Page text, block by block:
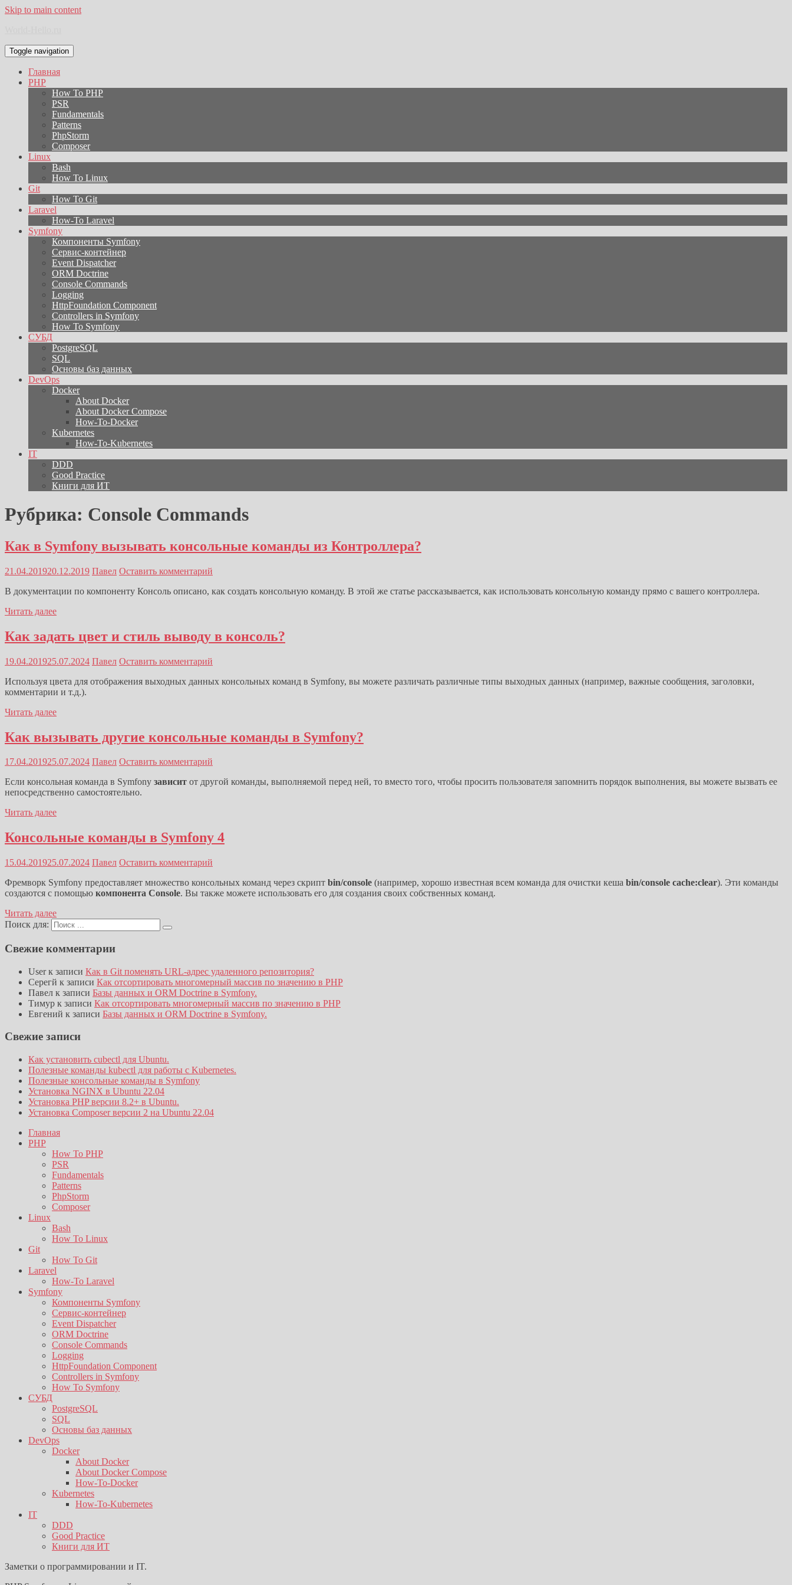
Skip to main content
Toggle navigation
Главная
PHP
How To PHP
PSR
Fundamentals
Patterns
PhpStorm
Composer
Linux
Bash
How To Linux
Git
How To Git
Laravel
How-To Laravel
Symfony
Компоненты Symfony
Сервис-контейнер
Event Dispatcher
ORM Doctrine
Console Commands
Logging
HttpFoundation Component
Controllers in Symfony
How To Symfony
СУБД
PostgreSQL
SQL
Основы баз данных
DevOps
Docker
About Docker
About Docker Compose
How-To-Docker
Kubernetes
How-To-Kubernetes
IT
DDD
Good Practice
Книги для ИТ
Рубрика: Console Commands
Как в Symfony вызывать консольные команды из Контроллера?
21.04.201920.12.2019 Павел Оставить комментарий
В документации по компоненту Консоль описано, как создать консольную команду. В этой же статье рассказывается, как использовать консольную команду прямо с вашего контроллера.
Читать далее
Как задать цвет и стиль выводу в консоль?
19.04.201925.07.2024 Павел Оставить комментарий
Используя цвета для отображения выходных данных консольных команд в Symfony, вы можете различать различные типы выходных данных (например, важные сообщения, заголовки,
комментарии и т.д.).
Читать далее
Как вызывать другие консольные команды в Symfony?
17.04.201925.07.2024 Павел Оставить комментарий
Если консольная команда в Symfony зависит от другой команды, выполняемой перед ней, то вместо того, чтобы просить пользователя запомнить порядок выполнения, вы можете вызвать ее
непосредственно самостоятельно.
Читать далее
Консольные команды в Symfony 4
15.04.201925.07.2024 Павел Оставить комментарий
Фремворк Symfony предоставляет множество консольных команд через скрипт bin/console (например, хорошо известная всем команда для очистки кеша bin/console cache:clear). Эти команды
создаются с помощью компонента Console. Вы также можете использовать его для создания своих собственных команд.
Читать далее
Поиск для:
Свежие комментарии
Userк записи Как в Git поменять URL-адрес удаленного репозитория?
Серегй к записи Как отсортировать многомерный массив по значению в PHP
Павел к записи Базы данных и ORM Doctrine в Symfony.
Тимур к записи Как отсортировать многомерный массив по значению в PHP
Евгений к записи Базы данных и ORM Doctrine в Symfony.
Свежие записи
Как установить cubectl для Ubuntu.
Полезные команды kubectl для работы с Kubernetes.
Полезные консольные команды в Symfony
Установка NGINX в Ubuntu 22.04
Установка PHP версии 8.2+ в Ubuntu.
Установка Composer версии 2 на Ubuntu 22.04
Главная
PHP
How To PHP
PSR
Fundamentals
Patterns
PhpStorm
Composer
Linux
Bash
How To Linux
Git
How To Git
Laravel
How-To Laravel
Symfony
Компоненты Symfony
Сервис-контейнер
Event Dispatcher
ORM Doctrine
Console Commands
Logging
HttpFoundation Component
Controllers in Symfony
How To Symfony
СУБД
PostgreSQL
SQL
Основы баз данных
DevOps
Docker
About Docker
About Docker Compose
How-To-Docker
Kubernetes
How-To-Kubernetes
IT
DDD
Good Practice
Книги для ИТ
Заметки о программировании и IT.